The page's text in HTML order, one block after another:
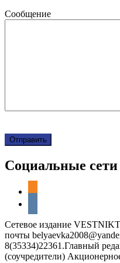
Сообщение
Социальные сети
Сетевое издание
почты
8(35334)22361.Главный
(соучредители)